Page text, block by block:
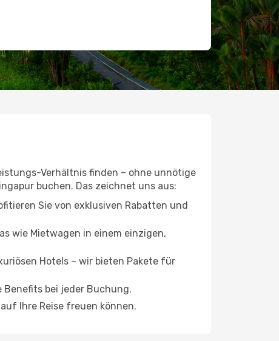
Verhältnis finden – ohne unnötige
buchen. Das zeichnet uns aus:
Sie von exklusiven Rabatten und
wie Mietwagen in einem einzigen,
Hotels – wir bieten Pakete für
Benefits bei jeder Buchung.
Ihre Reise freuen können.